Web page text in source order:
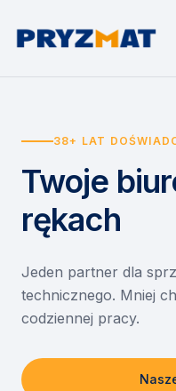
Urządzenia
Drukarki i urządzenia
Etykiety i identyfikacja
Skanery i obieg
Monitory interaktywne
Niszczarki
Wynajem drukarek
Wynajem urządzeń
Asystent druku
EZD RP
Misja szkoła
Serwis
O nas
Kontakt
38+ LAT
Twoje
rękach
Jeden partner dla
technicznego. Mniej
codziennej pracy.